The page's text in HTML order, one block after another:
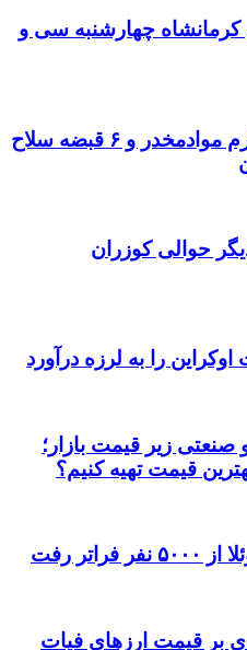
چهارشنبه سی و
کشف حدود ۳۰۰ کیلوگرم موادمخدر و ۶ قبضه سلاح
بار دیگر حوالی کوزران
را به لرزه درآورد
صنعتی زیر قیمت بازار؛
قیمت تهیه کنیم؟
رفت
بر قیمت ارزهای فیات